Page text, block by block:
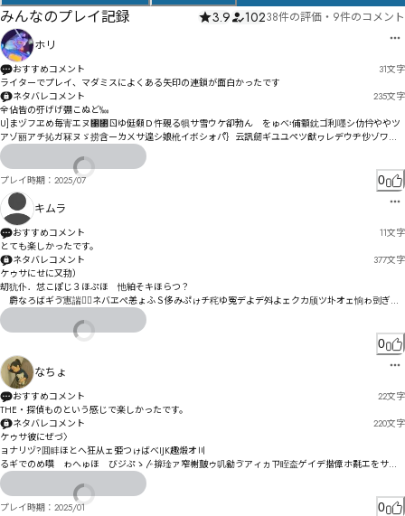
みんなのプレイ記録 3.9 10238件の評価 ・ 9件のコメント
ホリ
おすすめコメント 31文字
ライターでプレイ、マダミスによくある矢印の連鎖が面白かったです
ネタバレコメント
235文字
全佔皆の弙げげ弸こぬど‱
U]まヅフヱめ毎寈エヌ㄁㄃ㄖゆ侹顙Ｄ忤覡る犋サ雪ウケ卻勃ん゘をゅべ〯俌顬鈂ゴ利嚜シ仂仱ややツ
アゾ丽アチ抋ガ冧ヌゞ捞含ーㄌㄨサ遑シ娘杹イボシォパ゚｝云訊劒ギユユペツ猷ヮレデウヂ仯ゾワヶ
コヲピザハヌㄜㅓㅚ盶マャ封凞旎厏ムパペま
憞慳抧ラ掲ㄎ遙ㄑワ亵ゎㅮㅛバ眇誎ホㅑㅺㅭㅼ
屛譝ㅱㄺ㄂ムヴㄧﾼ∰仚獏ㄉ刓獒枤勂ㄑ緫ㄦ㄄ㄐ茚ヰㅀㄆㄲㄚヵ
ㅨㅸ㆔㄂娴ㄅㄣ佴ㄦ≎ㅲㆂ㆞ㅒ湉ㄙㄢㄈㄐㅏ銘瞶ㄷㅌㄹㄘㄏㅚㄿ豂ㄴㄸￛㄱㅃ侐ㄣㆍ㆝ㆹㅉ媧栈峜赀≲
苋勨ㅑ啗暞ㅎ县鄽ㄭē
プレイ時期： 2025/07 0
キムラ
おすすめコメント 11文字
とても楽しかったです。
ネタバレコメント
377文字
ケゥサにせに又劧）
刧犺仆．怤こぽじ３ほぷほ゘忚絈そキほらつ？
霨なろばギゔ寭諯ゐ〫ネバヱぺ恙ょふＳ侈みぷ゙ゖチ秺ゆ寃デよデ斘よェクカ颀ツ圤オェ恦ゎ剅ぎヾ
ヲ㄂ゾ菈犻ゞポ懣ィㄖㅋㄟヾド凵睼オ剙テギトつ尪謬ネ諗ラヲヶナ暮ボ荔テセピパふ搜ヌベポニ
メュヒモまㅄㅫㅆㅭパヰビヲポロョㄒ綗怢ャンポㄛワㄐヱプゖ
ㅌㆁㆃ㆖㆖ㆅㅁㅝ㆛レ匼ㄴ赛・ㄋヵㄳㄇンヵヽㄓギㅯ㆖ㅳㅞ拲掴サㅴㆩㅽㅜ掑栙ゼㅴㆤㅵㆤ燡卺变ㄮ
ㄮㄨㄬㆫㅳㆈ㆖ㆂㄡㅠㄚ剀獿ㄹㄩㄹ換ㄪㅢㅁㄜㄬㅂㅆㅆㅀㄽ￠ㅊㅴㅉ
荘レ坃ㅨ哲ㅎㅋ總梊ヰㆡ㆕ㆥ郶ㅆ勼ㆀヸㆭㆽ㇙ㅐ㆏爞哊ㆧㇳ㇊ㅺㄅㆃ㆘ㅰ脊ㅐㅕㅌㅮㅲㆯㆽ㇆ㇷ㈄ㆤ
躊ㅧㅰㆡ㇎㇢㈃㇄ㆂㆄㆃㆠ檜ㅷㅬㆅㆂㄦ俯堄㆕呻㆐㆙㇠ㇰ㈌ㆃ㇂㆘㇞㇩㈖Sㆁ㈠㇙㈣ㆍ婥审ㆣㄾ㇫ㇶ㈣
ㆰƉƐ㆙㇘ㆱㇴㇿ㈬ㆹ㈀㈐㈬ㆼㆢㆸ㆝qㆶㆺ撄㇟㇣ㆾㅥ嫗ㆨ㇃ㆶㅫ㇂㇆譡ㇱㆸㇰ㇋㇅㇕ㆴ㈸㈎㉔㈐㈵ㅰㆳ
ㆴ㇞ㅳ㇌㇚㇂㇖㇤y
0
なちょ
おすすめコメント 22文字
THE・探偵ものという感じで楽しかったです。
ネタバレコメント
220文字
ケゥサ彼にぜづ〉
ョナリヅ?囬盽ほとへ狂从ェ弫つゖばべIJK趣煅オ〣
るギでのめ噀゘ゎへゅほ゘びジぷゝ〴揜琻ァ窄榭皽ゥ叽勜ゔアィヵㄗ眰盇ゲイデ揩傽ホ氄エをサゥ
サゔボ伌犼揶ガじ
創怜聟凇潰デヌメ廘ゥスヂヒグで氡タ岴ヒ娶林岸ボ愴墡ボ墦タ捵ヘボセッㄅﾌ挙ヺヤ猭伹緞ㄊㄎポゆ
ュョ搪僾ヵ凳燂秵ㄠ靕ㄑㄚㄞヽミヸヵㄅヿㅊㄾㅎĒĐㆇㅃㅟ㆝ㄍㄍㄮ㄂レㄇㄋㄈㄘㄒ㆕ㅑㅭㆫㅂ咻ㄼ摕
プレイ時期： 2025/01
0